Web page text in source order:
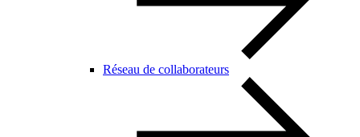
Réseau de collaborateurs